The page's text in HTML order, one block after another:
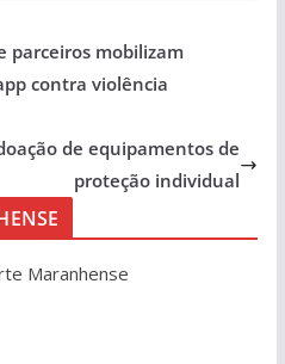
parceiros mobilizam
contra violência
de equipamentos de
proteção individual
Maranhense